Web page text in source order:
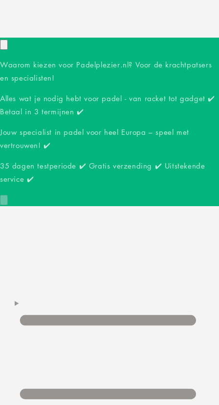
Waarom kiezen voor Padelplezier.nl? Voor de krachtpatsers
en specialisten!
Alles wat je nodig hebt voor padel - van racket tot gadget ✔️
Betaal in 3 termijnen ✔️
Jouw specialist in padel voor heel Europa – speel met
vertrouwen! ✔️
35 dagen testperiode ✔️ Gratis verzending ✔️ Uitstekende
service ✔️